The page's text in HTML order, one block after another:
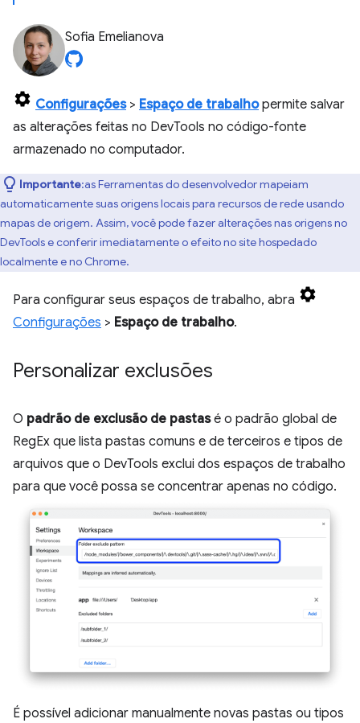
Sofia Emelianova
Configurações> Espaço de trabalhopermite salvar
as alterações feitas no DevTools no código-fonte
armazenado no computador.
Importante:as Ferramentas do desenvolvedor mapeiam
automaticamente suas origens locais para recursos de rede usando
mapas de origem. Assim, você pode fazer alterações nas origens no
DevTools e conferir imediatamente o efeito no site hospedado
localmente e no Chrome.
Para configurar seus espaços de trabalho, abra
Configurações > Espaço de trabalho.
Personalizar exclusões
O padrão de exclusão de pastasé o padrão global de
RegEx que lista pastas comuns e de terceiros e tipos de
arquivos que o DevTools exclui dos espaços de trabalho
para que você possa se concentrar apenas no código.
É possível adicionar manualmente novas pastas ou tipos